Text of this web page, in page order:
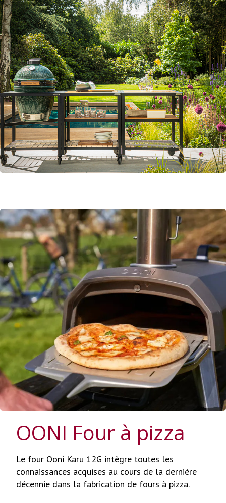
OONI Four à pizza
Le four Ooni Karu 12G intègre toutes les
connaissances acquises au cours de la dernière
décennie dans la fabrication de fours à pizza.